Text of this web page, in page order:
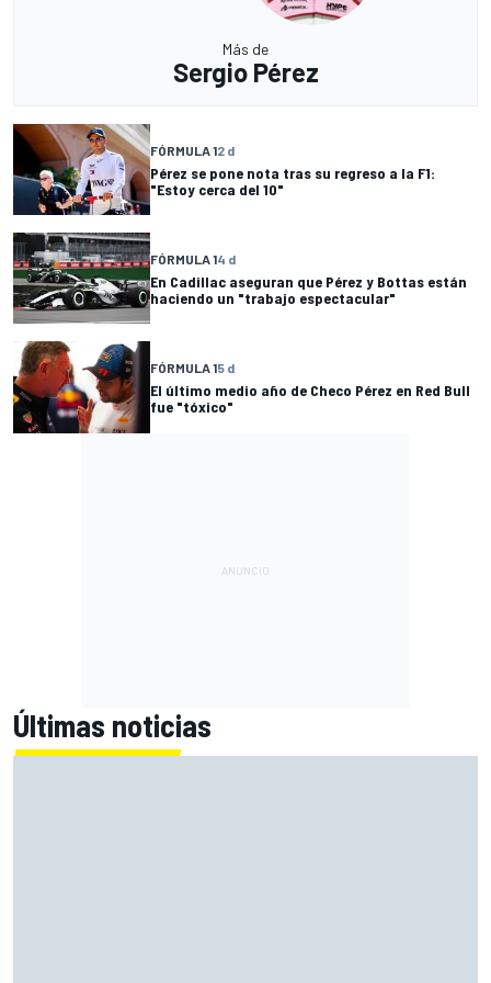
Más de
Sergio Pérez
FÓRMULA 12 d
Pérez se pone nota tras su regreso a la F1:
"Estoy cerca del 10"
FÓRMULA 14 d
En Cadillac aseguran que Pérez y Bottas están
haciendo un "trabajo espectacular"
FÓRMULA 15 d
El último medio año de Checo Pérez en Red Bull
fue "tóxico"
Últimas noticias